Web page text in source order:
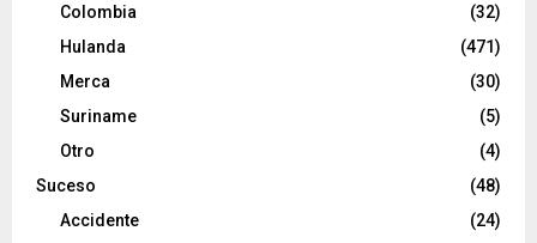
Colombia
(32)
Hulanda
(471)
Merca
(30)
Suriname
(5)
Otro
(4)
Suceso
(48)
Accidente
(24)